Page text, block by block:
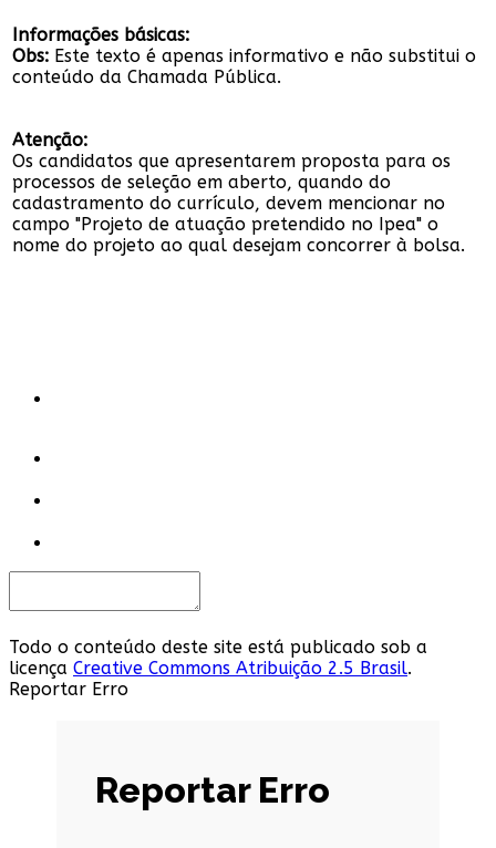
Informações básicas:
Obs: Este texto é apenas informativo e não substitui o
conteúdo da Chamada Pública.
Atenção:
Os candidatos que apresentarem proposta para os
processos de seleção em aberto, quando do
cadastramento do currículo, devem mencionar no
campo "Projeto de atuação pretendido no Ipea" o
nome do projeto ao qual desejam concorrer à bolsa.
Todo o conteúdo deste site está publicado sob a
licença Creative Commons Atribuição 2.5 Brasil.
Reportar Erro
Reportar Erro